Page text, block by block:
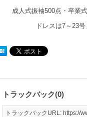
成人式振袖500点・卒業
ドレスは7～23
トラックバック(0)
トラックバックURL: https://